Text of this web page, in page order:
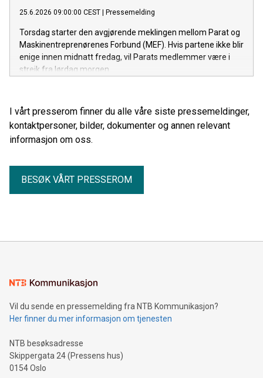
25.6.2026 09:00:00 CEST Pressemelding
Torsdag starter den avgjørende meklingen mellom Parat og
Maskinentreprenørenes Forbund (MEF). Hvis partene ikke blir
enige innen midnatt fredag, vil Parats medlemmer være i
streik fra lørdag morgen.
I vårt presserom finner du alle våre siste pressemeldinger,
kontaktpersoner, bilder, dokumenter og annen relevant
informasjon om oss.
BESØK VÅRT PRESSEROM
Vil du sende en pressemelding fra NTB Kommunikasjon?
Her finner du mer informasjon om tjenesten
NTB besøksadresse
Skippergata 24 (Pressens hus)
0154 Oslo